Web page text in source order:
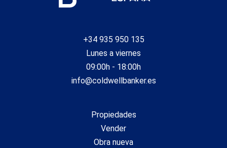
+34 935 950 135
Lunes a viernes
09:00h - 18:00h
info@coldwellbanker.es
Propiedades
Vender
Obra nueva